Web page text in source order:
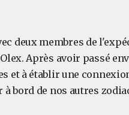
deux membres de
Après avoir passé
et à établir une
bord de nos autres